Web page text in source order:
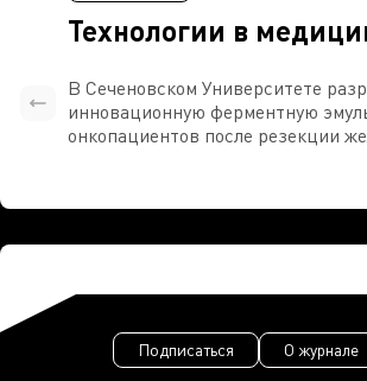
Технологии в
В Сеченовском Университете
инновационную ферментную
онкопациентов после резекции
Подписаться О журнале